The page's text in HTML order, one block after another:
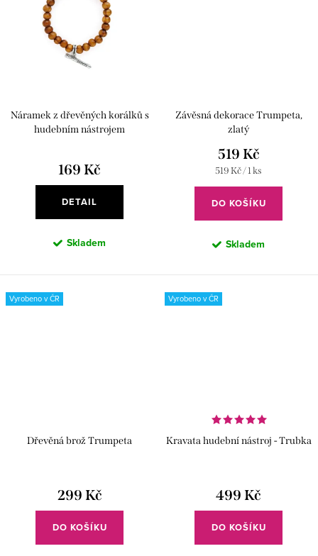
Náramek z dřevěných korálků s
hudebním nástrojem
169 Kč
DETAIL
Skladem
Závěsná dekorace Trumpeta,
zlatý
519 Kč
Měrná
cena:
519 Kč / 1 ks
DO KOŠÍKU
Skladem
Vyrobeno v ČR
Dřevěná brož Trumpeta
299 Kč
DO KOŠÍKU
Vyrobeno v ČR
Kravata hudební nástroj - Trubka
499 Kč
DO KOŠÍKU